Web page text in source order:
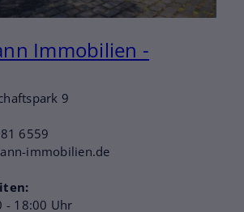
Immobilien -
9
6559
immobilien.de
- 18:00 Uhr